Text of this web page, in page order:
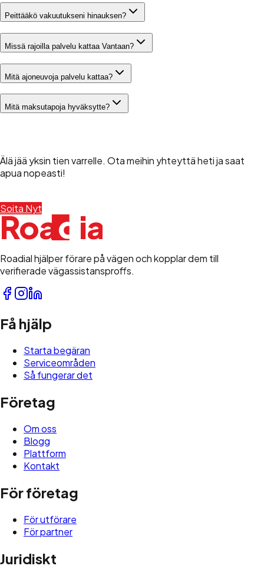
Peittääkö vakuutukseni hinauksen?
Missä rajoilla palvelu kattaa Vantaan?
Mitä ajoneuvoja palvelu kattaa?
Mitä maksutapoja hyväksytte?
Älä jää yksin tien varrelle. Ota meihin yhteyttä heti ja saat
apua nopeasti!
Soita Nyt
Road ia
Roadial hjälper förare på vägen och kopplar dem till
verifierade vägassistansproffs.
Få hjälp
Starta begäran
Serviceområden
Så fungerar det
Företag
Om oss
Blogg
Plattform
Kontakt
För företag
För utförare
För partner
Juridiskt